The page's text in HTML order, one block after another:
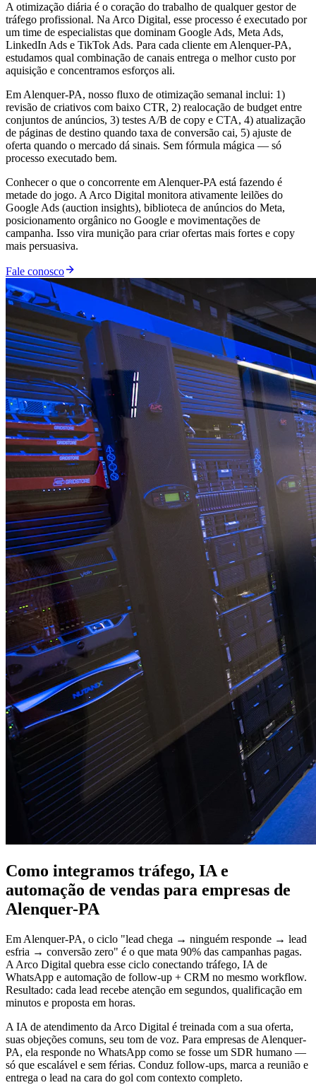
A otimização diária é o coração do trabalho de qualquer gestor de
tráfego profissional. Na Arco Digital, esse processo é executado por
um time de especialistas que dominam Google Ads, Meta Ads,
LinkedIn Ads e TikTok Ads. Para cada cliente em Alenquer-PA,
estudamos qual combinação de canais entrega o melhor custo por
aquisição e concentramos esforços ali.
Em Alenquer-PA, nosso fluxo de otimização semanal inclui: 1)
revisão de criativos com baixo CTR, 2) realocação de budget entre
conjuntos de anúncios, 3) testes A/B de copy e CTA, 4) atualização
de páginas de destino quando taxa de conversão cai, 5) ajuste de
oferta quando o mercado dá sinais. Sem fórmula mágica — só
processo executado bem.
Conhecer o que o concorrente em Alenquer-PA está fazendo é
metade do jogo. A Arco Digital monitora ativamente leilões do
Google Ads (auction insights), biblioteca de anúncios do Meta,
posicionamento orgânico no Google e movimentações de
campanha. Isso vira munição para criar ofertas mais fortes e copy
mais persuasiva.
Fale conosco
Como integramos tráfego, IA e
automação de vendas para empresas de
Alenquer-PA
Em Alenquer-PA, o ciclo "lead chega → ninguém responde → lead
esfria → conversão zero" é o que mata 90% das campanhas pagas.
A Arco Digital quebra esse ciclo conectando tráfego, IA de
WhatsApp e automação de follow-up + CRM no mesmo workflow.
Resultado: cada lead recebe atenção em segundos, qualificação em
minutos e proposta em horas.
A IA de atendimento da Arco Digital é treinada com a sua oferta,
suas objeções comuns, seu tom de voz. Para empresas de Alenquer-
PA, ela responde no WhatsApp como se fosse um SDR humano —
só que escalável e sem férias. Conduz follow-ups, marca a reunião e
entrega o lead na cara do gol com contexto completo.